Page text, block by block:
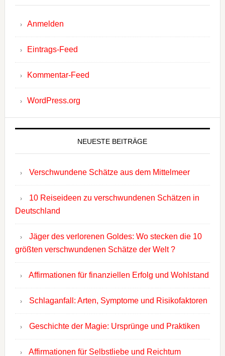
Anmelden
Eintrags-Feed
Kommentar-Feed
WordPress.org
NEUESTE BEITRÄGE
Verschwundene Schätze aus dem Mittelmeer
10 Reiseideen zu verschwundenen Schätzen in
Deutschland
Jäger des verlorenen Goldes: Wo stecken die 10
größten verschwundenen Schätze der Welt ?
Affirmationen für finanziellen Erfolg und Wohlstand
Schlaganfall: Arten, Symptome und Risikofaktoren
Geschichte der Magie: Ursprünge und Praktiken
Affirmationen für Selbstliebe und Reichtum